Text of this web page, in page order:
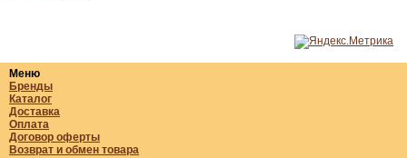
Меню
Бренды
Каталог
Доставка
Оплата
Договор оферты
Возврат и обмен товара